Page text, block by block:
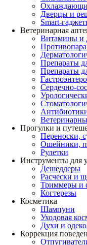
Дверцы и
Smart-
Ветеринарная
Витамины и
Препараты
Препараты
Сердечно-
Прогулки и
Переноски,
Ошейники,
Рулетки
Инструменты для
Дешеддеры
Расчески и
Триммеры и
Когтерезы
Косметика
Шампуни
Уходовая
Духи и
Коррекция